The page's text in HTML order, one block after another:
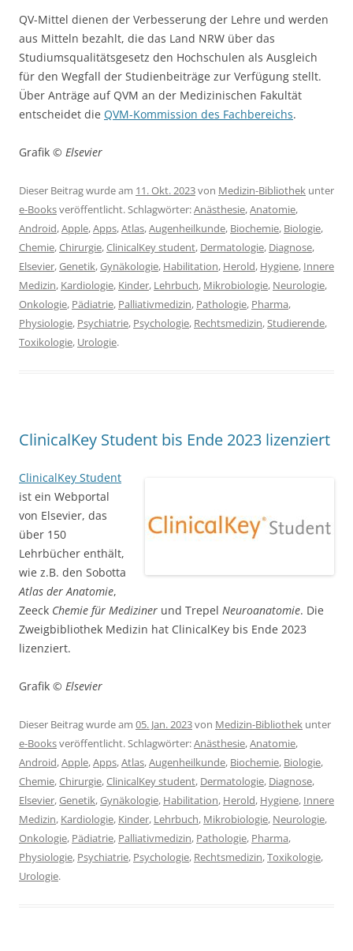
QV-Mittel dienen der Verbesserung der Lehre und werden
aus Mitteln bezahlt, die das Land NRW über das
Studiumsqualitätsgesetz den Hochschulen als Ausgleich
für den Wegfall der Studienbeiträge zur Verfügung stellt.
Über Anträge auf QVM an der Medizinischen Fakultät
entscheidet die QVM-Kommission des Fachbereichs.
Grafik © Elsevier
Dieser Beitrag wurde am 11. Okt. 2023von Medizin-Bibliothek unter
e-Booksveröffentlicht. Schlagwörter:Anästhesie,Anatomie,
Android,Apple,Apps,Atlas,Augenheilkunde, Biochemie, Biologie,
Chemie,Chirurgie,ClinicalKey student, Dermatologie, Diagnose,
Elsevier,Genetik,Gynäkologie, Habilitation, Herold, Hygiene, Innere
Medizin, Kardiologie, Kinder, Lehrbuch, Mikrobiologie, Neurologie,
Onkologie, Pädiatrie, Palliativmedizin, Pathologie, Pharma,
Physiologie, Psychiatrie, Psychologie, Rechtsmedizin,Studierende,
Toxikologie, Urologie.
ClinicalKey Student bis Ende 2023 lizenziert
ClinicalKey Student
ist ein Webportal
von Elsevier, das
über 150
Lehrbücher enthält,
wie z.B. den Sobotta
Atlas der Anatomie,
Zeeck Chemie für Mediziner und Trepel Neuroanatomie. Die
Zweigbibliothek Medizin hat ClinicalKey bis Ende 2023
lizenziert.
Grafik © Elsevier
Dieser Beitrag wurde am 05. Jan. 2023von Medizin-Bibliothek unter
e-Booksveröffentlicht. Schlagwörter:Anästhesie,Anatomie,
Android,Apple,Apps,Atlas,Augenheilkunde, Biochemie, Biologie,
Chemie,Chirurgie,ClinicalKey student, Dermatologie, Diagnose,
Elsevier,Genetik,Gynäkologie, Habilitation, Herold, Hygiene, Innere
Medizin, Kardiologie, Kinder, Lehrbuch, Mikrobiologie, Neurologie,
Onkologie, Pädiatrie, Palliativmedizin, Pathologie, Pharma,
Physiologie, Psychiatrie, Psychologie, Rechtsmedizin,Toxikologie,
Urologie.